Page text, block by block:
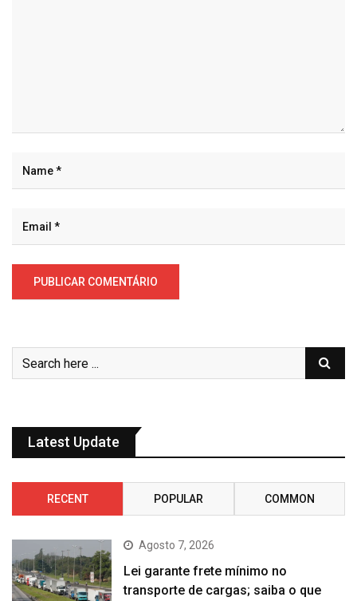
Latest Update
RECENT POPULAR COMMON
Agosto 7, 2026
Lei garante frete mínimo no
transporte de cargas; saiba o que